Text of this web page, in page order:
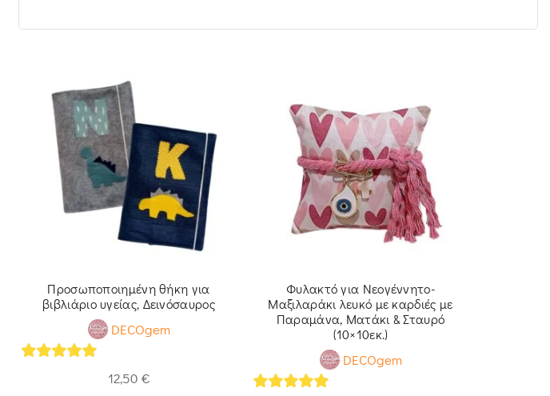
Προσωποποιημένη θήκη για
βιβλιάριο υγείας, Δεινόσαυρος
DECOgem
12,50 €
Φυλακτό για Νεογέννητο-
Μαξιλαράκι λευκό με καρδιές με
Παραμάνα, Ματάκι & Σταυρό
(10×10εκ.)
DECOgem